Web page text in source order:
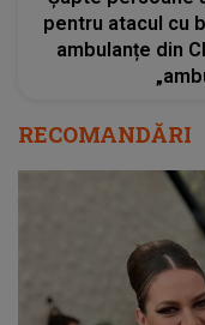
pentru atacul cu
ambulanțe din
RECOMANDĂRI